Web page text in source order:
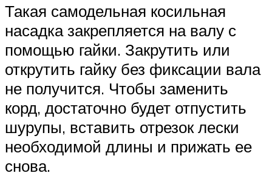
Такая самодельная косильная
насадка закрепляется на валу с
помощью гайки. Закрутить или
открутить гайку без фиксации вала
не получится. Чтобы заменить
корд, достаточно будет отпустить
шурупы, вставить отрезок лески
необходимой длины и прижать ее
снова.